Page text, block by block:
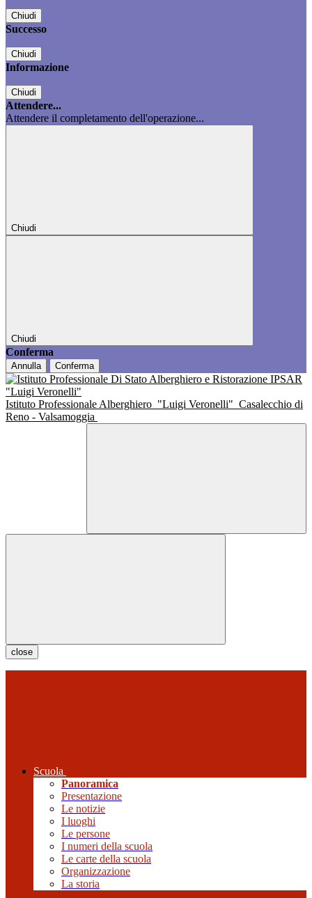
Chiudi
Successo
Chiudi
Informazione
Chiudi
Attendere...
Attendere il completamento dell'operazione...
Chiudi
Chiudi
Conferma
Annulla Conferma
Istituto Professionale Alberghiero "Luigi Veronelli" Casalecchio di
Reno - Valsamoggia
close
Scuola
Panoramica
Presentazione
Le notizie
I luoghi
Le persone
I numeri della scuola
Le carte della scuola
Organizzazione
La storia